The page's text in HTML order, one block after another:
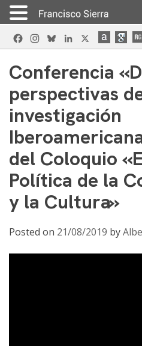
Skip
to
FacebookInstagram
BlueskyLinkedIn
Conferencia
perspectivas
investigación
del Coloquio
Política de la
y la Cultura»
Posted on 21/08/2019 by